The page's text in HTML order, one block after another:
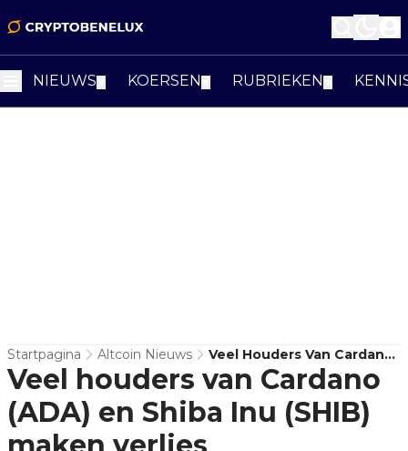
NIEUWS KOERSEN RUBRIEKEN
Startpagina Altcoin Nieuws
Veel Houders Van Cardano
(ADA) En Shiba Inu (SHIB)
Maken Verlies
Veel houders van Cardano
(ADA) en Shiba Inu (SHIB)